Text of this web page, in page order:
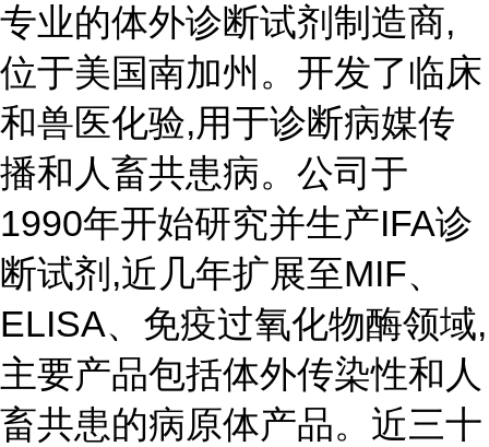
专业的体外诊断试剂制造商,
位于美国南加州。开发了临床
和兽医化验,用于诊断病媒传
播和人畜共患病。公司于
1990年开始研究并生产IFA诊
断试剂,近几年扩展至MIF、
ELISA、免疫过氧化物酶领域,
主要产品包括体外传染性和人
畜共患的病原体产品。近三十